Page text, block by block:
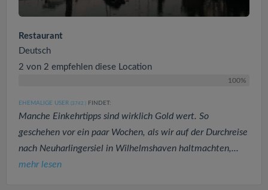
Restaurant
Deutsch
2 von 2 empfehlen diese Location
100%
EHEMALIGE USER (3742 ) FINDET:
Manche Einkehrtipps sind wirklich Gold wert. So
geschehen vor ein paar Wochen, als wir auf der Durchreise
nach Neuharlingersiel in Wilhelmshaven haltmachten,...
mehr lesen